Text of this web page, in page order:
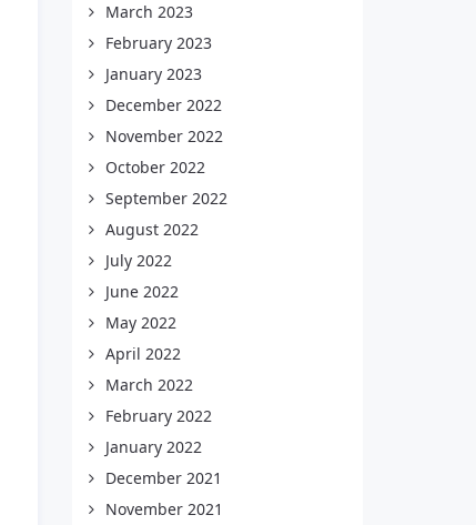
March 2023
February 2023
January 2023
December 2022
November 2022
October 2022
September 2022
August 2022
July 2022
June 2022
May 2022
April 2022
March 2022
February 2022
January 2022
December 2021
November 2021